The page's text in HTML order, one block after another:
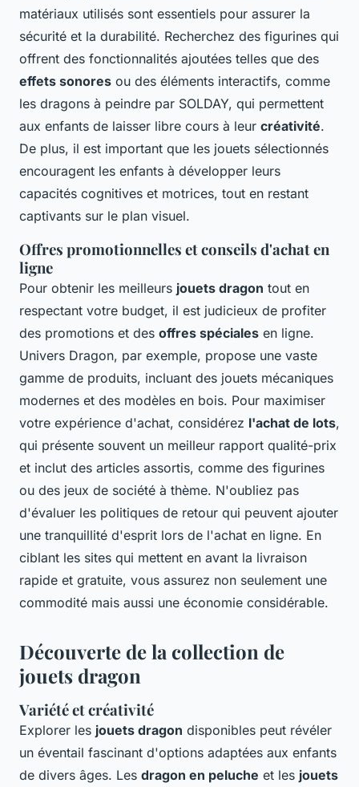
matériaux utilisés sont essentiels pour assurer la
sécurité et la durabilité. Recherchez des figurines qui
offrent des fonctionnalités ajoutées telles que des
effets sonores ou des éléments interactifs, comme
les dragons à peindre par SOLDAY, qui permettent
aux enfants de laisser libre cours à leur créativité.
De plus, il est important que les jouets sélectionnés
encouragent les enfants à développer leurs
capacités cognitives et motrices, tout en restant
captivants sur le plan visuel.
Offres promotionnelles et conseils d'achat en
ligne
Pour obtenir les meilleurs jouets dragon tout en
respectant votre budget, il est judicieux de profiter
des promotions et des offres spéciales en ligne.
Univers Dragon, par exemple, propose une vaste
gamme de produits, incluant des jouets mécaniques
modernes et des modèles en bois. Pour maximiser
votre expérience d'achat, considérez l'achat de lots,
qui présente souvent un meilleur rapport qualité-prix
et inclut des articles assortis, comme des figurines
ou des jeux de société à thème. N'oubliez pas
d'évaluer les politiques de retour qui peuvent ajouter
une tranquillité d'esprit lors de l'achat en ligne. En
ciblant les sites qui mettent en avant la livraison
rapide et gratuite, vous assurez non seulement une
commodité mais aussi une économie considérable.
Découverte de la collection de
jouets dragon
Variété et créativité
Explorer les jouets dragon disponibles peut révéler
un éventail fascinant d'options adaptées aux enfants
de divers âges. Les dragon en peluche et les jouets